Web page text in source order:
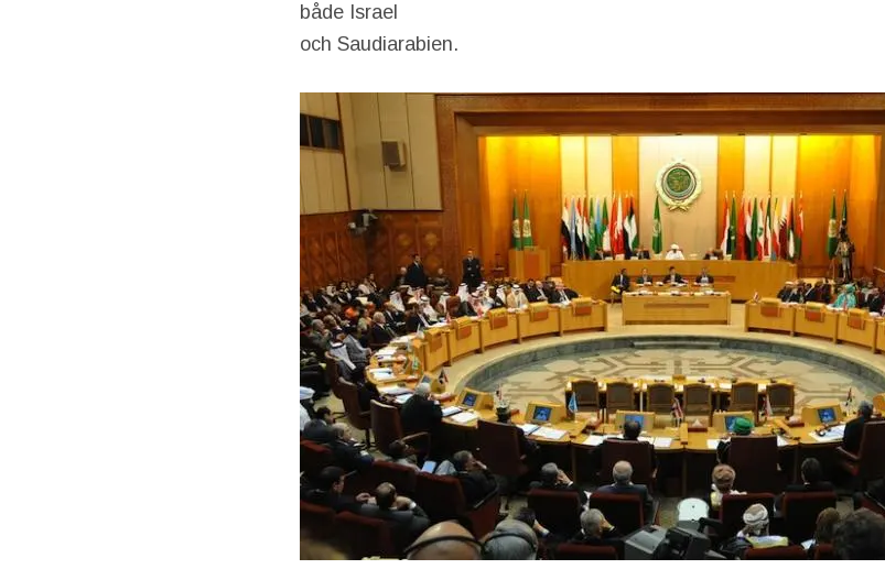
både Israel
och Saudiarabien.